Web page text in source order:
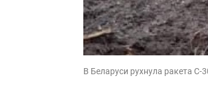
В Беларуси рухнула ракета С-